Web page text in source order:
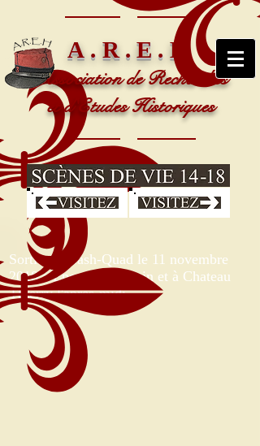
A.R.E.H
Association de Recherches
et d'Etudes Historiques
Sortie du Nash-Quad le 11 novembre
2018 à Epernay le matin et à Chateau
Thierry l'après-midi